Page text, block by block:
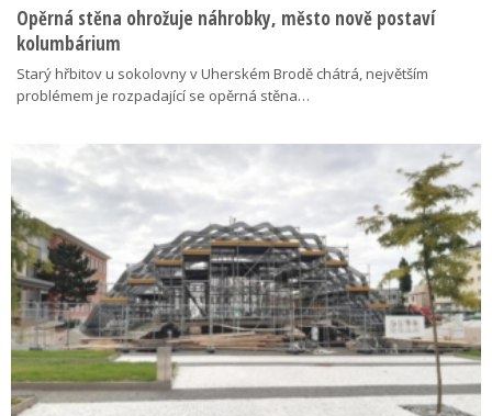
Opěrná stěna ohrožuje náhrobky, město nově postaví
kolumbárium
Starý hřbitov u sokolovny v Uherském Brodě chátrá, největším
problémem je rozpadající se opěrná stěna…